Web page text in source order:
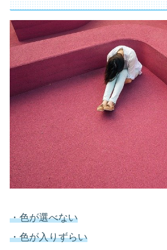
・色が選べない
・色が入りずらい